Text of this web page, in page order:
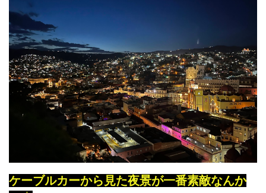
ケーブルカーから見た夜景が一番素敵なんか